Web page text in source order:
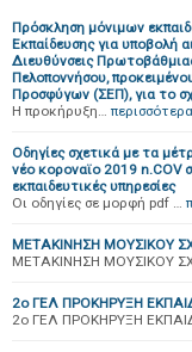
Πρόσκληση μόνιμων
Εκπαίδευσης για υποβολή
Διευθύνσεις
Πελοποννήσου,
Προσφύγων (ΣΕΠ), για το
Η προκήρυξη… περισσότερα
Οδηγίες σχετικά με τα
νέο κοροναϊο 2019 n.COV
εκπαιδευτικές υπηρεσίες
Οι οδηγίες σε μορφή pdf …
ΜΕΤΑΚΙΝΗΣΗ ΜΟΥΣΙΚΟΥ
ΜΕΤΑΚΙΝΗΣΗ ΜΟΥΣΙΚΟΥ
2ο ΓΕΛ ΠΡΟΚΗΡΥΞΗ
2ο ΓΕΛ ΠΡΟΚΗΡΥΞΗ